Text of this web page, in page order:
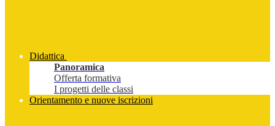
Didattica
Panoramica
Offerta formativa
I progetti delle classi
Orientamento e nuove iscrizioni